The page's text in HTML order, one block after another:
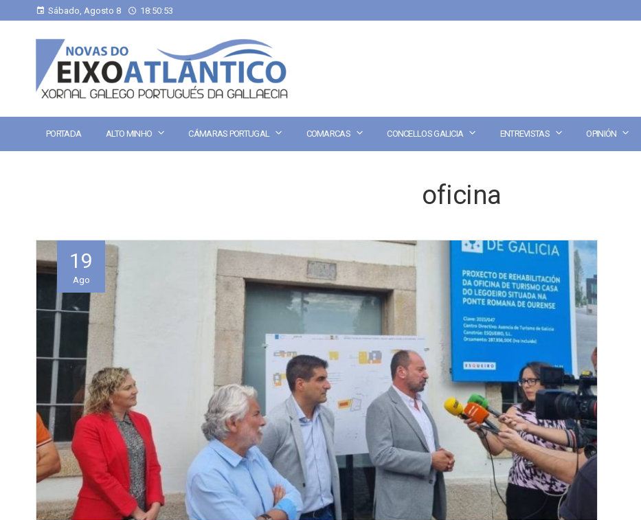
Sábado, Agosto 8 18:50:54
PORTADA ALTO MINHO CÁMARAS PORTUGAL COMARCAS CONCELLOS GALICIA ENTREVISTAS OPINIÓN
oficina
19
Ago